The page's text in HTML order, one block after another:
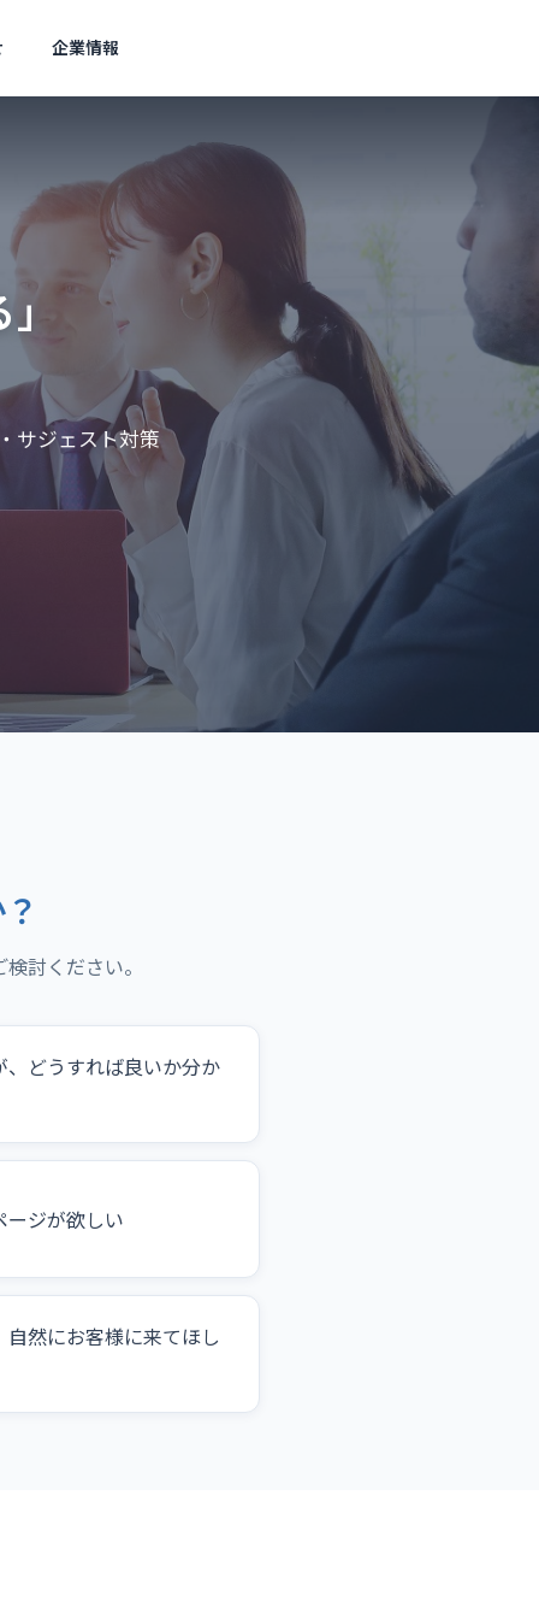
企業情報
対策
ト広
客を実
比較
メタ情報の矛盾はどう直す？G
oogle最新見解と対策
サイ
ク必
アクセス
Access
サジェスト対策
討ください。
どうすれば良いか分か
ージが欲しい
然にお客様に来てほし